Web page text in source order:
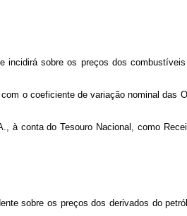
incidirá sobre os preços dos
o coeficiente de variação nominal das
à conta do Tesouro Nacional, como
sobre os preços dos derivados do